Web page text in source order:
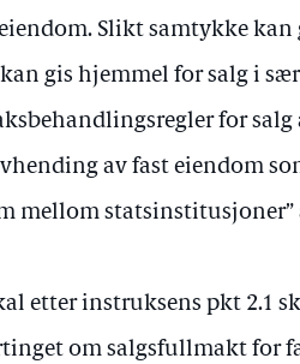
Slikt samtykke kan
gis hjemmel for salg i
for
av fast eiendom
mellom statsinstitusjoner”
etter instruksens pkt 2.1
om salgsfullmakt for